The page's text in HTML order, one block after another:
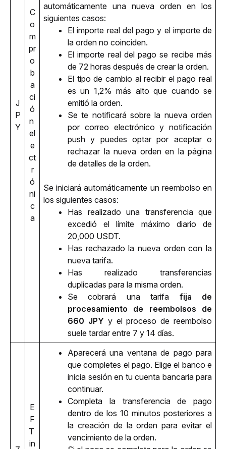
J
P
Y
C
o
m
pr
o
b
a
ci
ó
n
el
e
ct
r
ó
ni
c
a
automáticamente una nueva orden en los
siguientes casos:
El importe real del pago y el importe de
la orden no coinciden.
El importe real del pago se recibe más
de 72 horas después de crear la orden.
El tipo de cambio al recibir el pago real
es un 1,2% más alto que cuando se
emitió la orden.
Se te notificará sobre la nueva orden
por correo electrónico y notificación
push y puedes optar por aceptar o
rechazar la nueva orden en la página
de detalles de la orden.
Se iniciará automáticamente un reembolso en
los siguientes casos:
Has realizado una transferencia que
excedió el límite máximo diario de
20,000 USDT.
Has rechazado la nueva orden con la
nueva tarifa.
Has realizado transferencias
duplicadas para la misma orden.
Se cobrará una tarifa fija de
procesamiento de reembolsos de
660 JPY y el proceso de reembolso
suele tardar entre 7 y 14 días.
E
F
T
in
Aparecerá una ventana de pago para
que completes el pago. Elige el banco e
inicia sesión en tu cuenta bancaria para
continuar.
Completa la transferencia de pago
dentro de los 10 minutos posteriores a
la creación de la orden para evitar el
vencimiento de la orden.